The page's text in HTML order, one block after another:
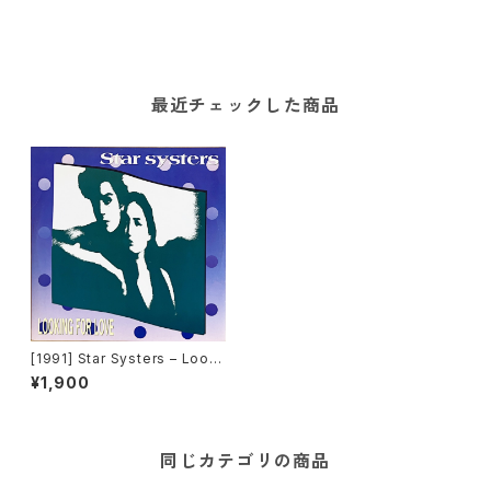
最近チェックした商品
[1991] Star Systers – Looki
ng For Love [Downtown]
¥1,900
同じカテゴリの商品